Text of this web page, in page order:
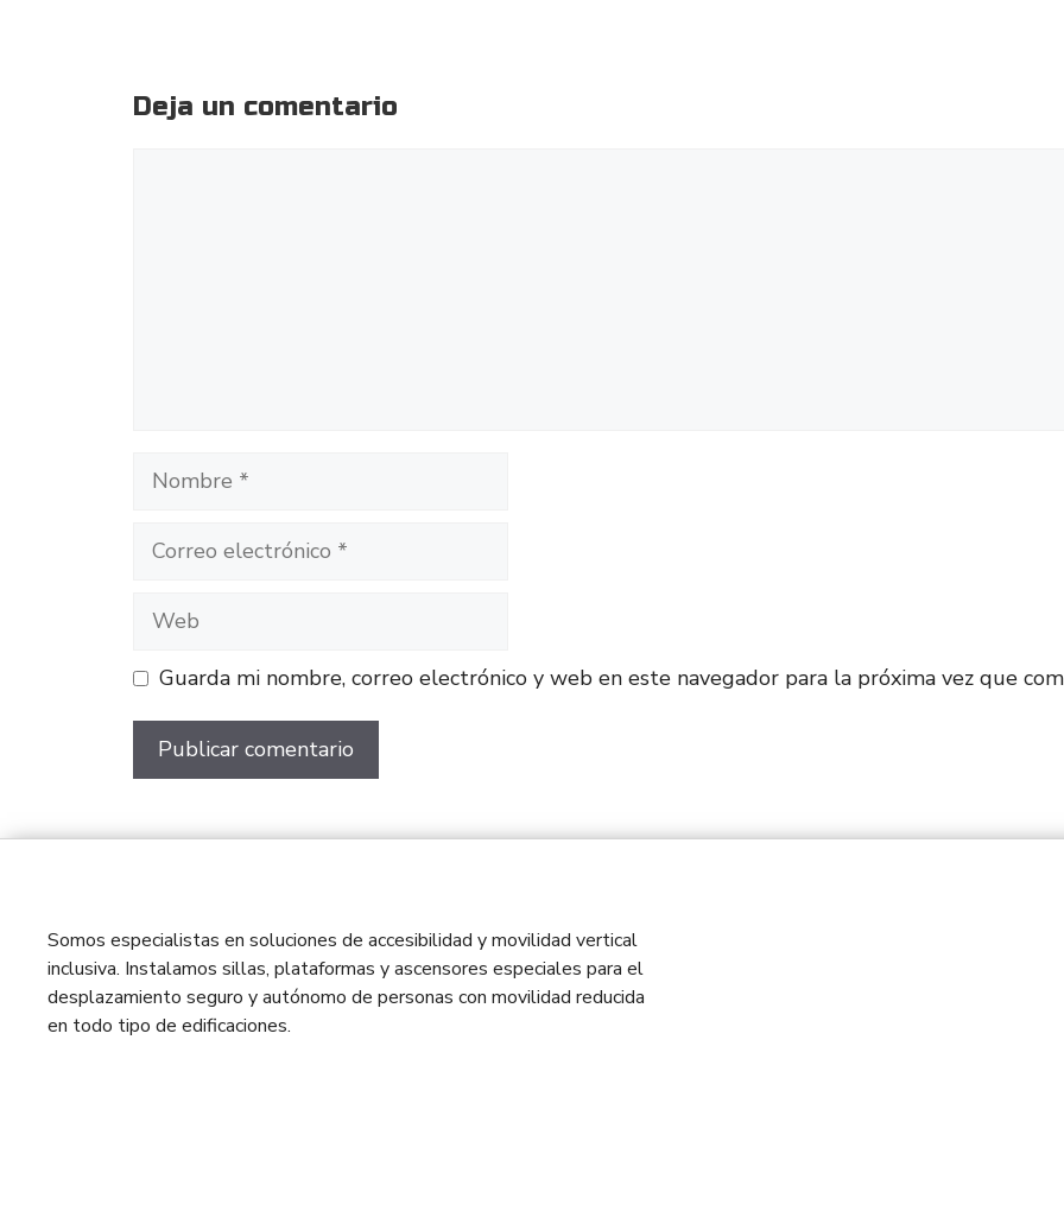
Deja un comentario
Guarda mi nombre, correo electrónico y web en este navegador para la próxima vez que
Somos especialistas en soluciones de accesibilidad y movilidad vertical
inclusiva. Instalamos sillas, plataformas y ascensores especiales para el
desplazamiento seguro y autónomo de personas con movilidad reducida
en todo tipo de edificaciones.